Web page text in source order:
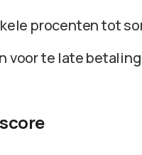
procenten tot
voor te late